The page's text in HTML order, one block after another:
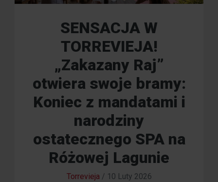
SENSACJA W
TORREVIEJA!
„Zakazany Raj”
otwiera swoje bramy:
Koniec z mandatami i
narodziny
ostatecznego SPA na
Różowej Lagunie
Torrevieja / 10 Luty 2026